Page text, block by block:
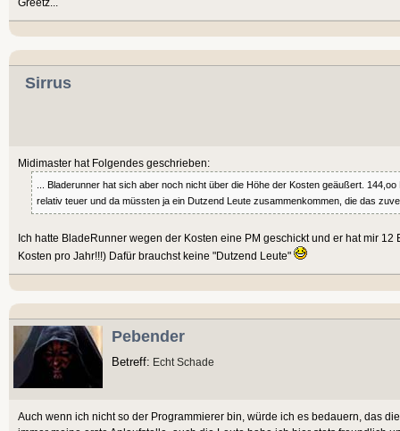
Sirrus
Midimaster hat Folgendes geschrieben:
... Bladerunner hat sich aber noch nicht über die Höhe der Kosten geäußert.
relativ teuer und da müssten ja ein Dutzend Leute zusammenkommen, die das
Ich hatte BladeRunner wegen der Kosten eine PM geschickt und er hat mir
Kosten pro Jahr!!!) Dafür brauchst keine "Dutzend Leute"
Pebender
Betreff: Echt Schade
Auch wenn ich nicht so der Programmierer bin, würde ich es bedauern, das